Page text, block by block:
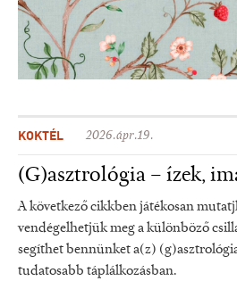
KOKTÉL 2026.ápr.19.
(G)asztrológia – ízek,
A következő cikkben játékosan
vendégelhetjük meg a különböző
segíthet bennünket a(z) (g)asztrológia
tudatosabb táplálkozásban.